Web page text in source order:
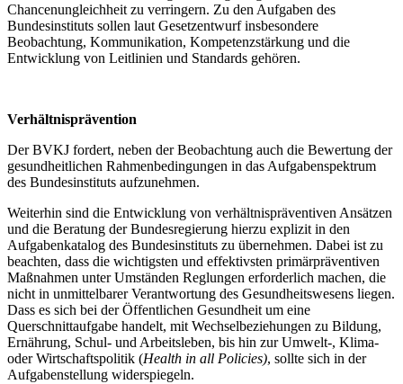
Chancenungleichheit zu verringern. Zu den Aufgaben des
Bundesinstituts sollen laut Gesetzentwurf insbesondere
Beobachtung, Kommunikation, Kompetenzstärkung und die
Entwicklung von Leitlinien und Standards gehören.
Verhältnisprävention
Der BVKJ fordert, neben der Beobachtung auch die Bewertung der
gesundheitlichen Rahmenbedingungen in das Aufgabenspektrum
des Bundesinstituts aufzunehmen.
Weiterhin sind die Entwicklung von verhältnispräventiven Ansätzen
und die Beratung der Bundesregierung hierzu explizit in den
Aufgabenkatalog des Bundesinstituts zu übernehmen. Dabei ist zu
beachten, dass die wichtigsten und effektivsten primärpräventiven
Maßnahmen unter Umständen Reglungen erforderlich machen, die
nicht in unmittelbarer Verantwortung des Gesundheitswesens liegen.
Dass es sich bei der Öffentlichen Gesundheit um eine
Querschnittaufgabe handelt, mit Wechselbeziehungen zu Bildung,
Ernährung, Schul- und Arbeitsleben, bis hin zur Umwelt-, Klima-
oder Wirtschaftspolitik (Health in all Policies), sollte sich in der
Aufgabenstellung widerspiegeln.